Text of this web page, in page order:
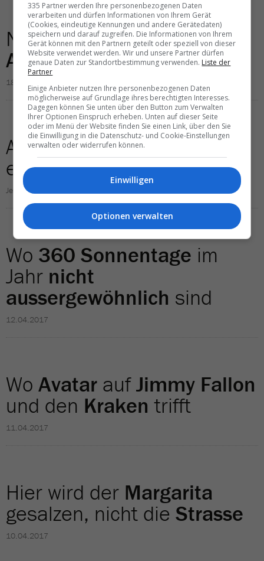
Nach demShoppingzu den
Alligatoren
18.04.2017
AufAnna Maria Islandgibt
es nochdas «echte» Florida
Jean-Claude Raemy
Wo 360 Sonnentage im
Jahr nicht
aussergewöhnlich sind
12.04.2017
Wo Avatar aufJimmy Fallon
und den Kraken trifft
11.04.2017
Hier wird der Margarita
gesalzen, nicht die Strasse
10.04.2017
335 Partner werden Ihre personenbezogenen Daten
verarbeiten und dürfen Informationen von Ihrem Gerät
(Cookies, eindeutige Kennungen und andere Gerätedaten)
speichern und darauf zugreifen. Die Informationen von Ihrem
Gerät können mit den Partnern geteilt oder speziell von dieser
Website verwendet werden. Wir und unsere Partner dürfen
genaue Daten zur Standortbestimmung verwenden. Liste der
Partner
Einige Anbieter nutzen Ihre personenbezogenen Daten
möglicherweise auf Grundlage ihres berechtigten Interesses.
Dagegen können Sie unten über den Button zum Verwalten
Ihrer Optionen Einspruch erheben. Unten auf dieser Seite
oder im Menü der Website finden Sie einen Link, über den Sie
die Einwilligung in die Datenschutz- und Cookie-Einstellungen
verwalten oder widerrufen können.
Einwilligen
Optionen verwalten